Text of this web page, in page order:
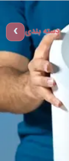
دسته بندی